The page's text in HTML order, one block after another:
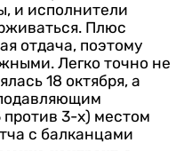
и исполнители
Плюс
отдача, поэтому
Легко точно не
18 октября, а
3-х) местом
с балканцами